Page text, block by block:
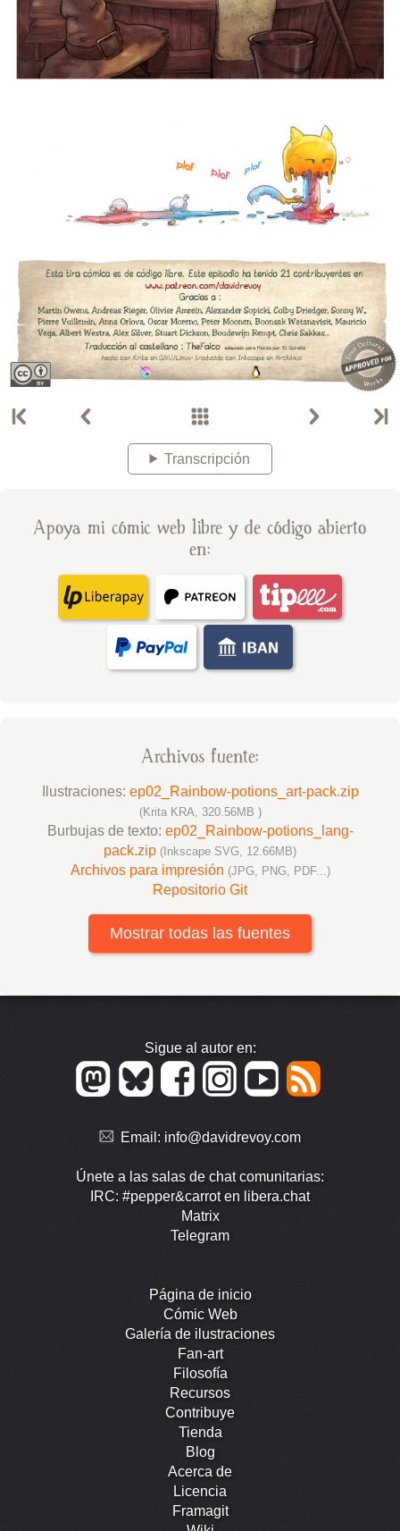
Transcripción
Apoya mi cómic web libre y de código abierto
en:
Archivos fuente:
Ilustraciones: ep02_Rainbow-potions_art-pack.zip
(Krita KRA, 320.56MB )
Burbujas de texto: ep02_Rainbow-potions_lang-
pack.zip (Inkscape SVG, 12.66MB)
Archivos para impresión (JPG, PNG, PDF...)
Repositorio Git
Mostrar todas las fuentes
Sigue al autor en:
Email: info@davidrevoy.com
Únete a las salas de chat comunitarias:
IRC: #pepper&carrot en libera.chat
Matrix
Telegram
Página de inicio
Cómic Web
Galería de ilustraciones
Fan-art
Filosofía
Recursos
Contribuye
Tienda
Blog
Acerca de
Licencia
Framagit